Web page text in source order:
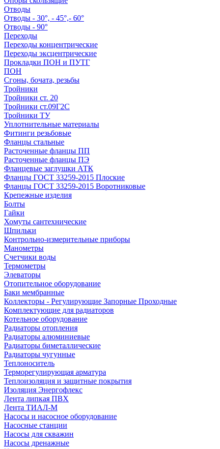
Отводы
Отводы - 30°, - 45°,- 60°
Отводы - 90°
Переходы
Переходы концентрические
Переходы эксцентрические
Прокладки ПОН и ПУТГ
ПОН
Сгоны, бочата, резьбы
Тройники
Тройники ст. 20
Тройники ст.09Г2С
Тройники ТУ
Уплотнительные материалы
Фитинги резьбовые
Фланцы стальные
Расточенные фланцы ПП
Расточенные фланцы ПЭ
Фланцевые заглушки АТК
Фланцы ГОСТ 33259-2015 Плоские
Фланцы ГОСТ 33259-2015 Воротниковые
Крепежные изделия
Болты
Гайки
Хомуты сантехнические
Шпильки
Контрольно-измерительные приборы
Манометры
Счетчики воды
Термометры
Элеваторы
Отопительное оборудование
Баки мембранные
Коллекторы - Регулирующие Запорные Проходные
Комплектующие для радиаторов
Котельное оборудование
Радиаторы отопления
Радиаторы алюминиевые
Радиаторы биметаллические
Радиаторы чугунные
Теплоноситель
Терморегулирующая арматура
Теплоизоляция и защитные покрытия
Изоляция Энергофлекс
Лента липкая ПВХ
Лента ТИАЛ-М
Насосы и насосное оборудование
Насосные станции
Насосы для скважин
Насосы дренажные